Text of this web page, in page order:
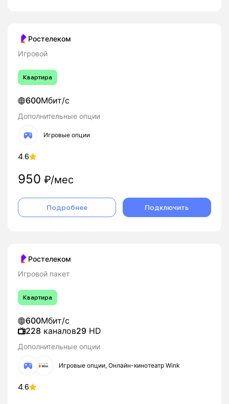
Ростелеком
Игровой
Квартира
600Мбит/с
Дополнительные опции
Игровые опции
4.6
950 ₽/мес
Подробнее Подключить
Ростелеком
Игровой пакет
Квартира
600Мбит/с
228 каналов29 HD
Дополнительные опции
Игровые опции, Онлайн-кинотеатр Wink
4.6